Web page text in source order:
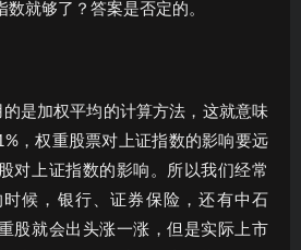
就够了？答案是否定的。
是加权平均的计算方法，这就意味
，权重股票对上证指数的影响要远
对上证指数的影响。所以我们经常
候，银行、证券保险，还有中石
股就会出头涨一涨，但是实际上市